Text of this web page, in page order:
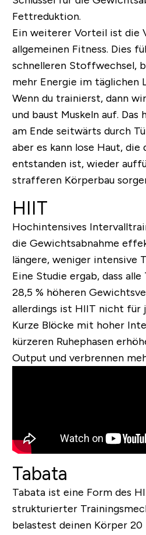
Fettreduktion.
Ein weiterer Vorteil ist die
allgemeinen Fitness. Dies
schnelleren Stoffwechsel,
mehr Energie im täglichen
Wenn du trainierst, dann
und baust Muskeln auf. Das
am Ende seitwärts durch
aber es kann lose Haut, die
entstanden ist, wieder
strafferen Körperbau
HIIT
Hochintensives
die Gewichtsabnahme
längere, weniger intensive
Eine Studie ergab, dass
28,5 % höheren
allerdings ist HIIT nicht für
Kurze Blöcke mit hoher
kürzeren Ruhephasen
Output und verbrennen
Tabata
Tabata ist eine Form des
strukturierter
belastest deinen Körper 20